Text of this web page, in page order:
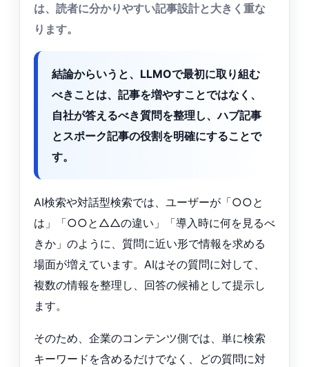
は、読者に分かりやすい記事設計と大きく重な
ります。
結論からいうと、LLMOで最初に取り組む
べきことは、記事を増やすことではなく、
自社が答えるべき質問を整理し、ハブ記事
とスポーク記事の役割を明確にすることで
す。
AI検索や対話型検索では、ユーザーが「○○と
は」「○○と△△の違い」「導入時に何を見るべ
きか」のように、質問に近い形で情報を求める
場面が増えています。AIはその質問に対して、
複数の情報を整理し、回答の候補として提示し
ます。
そのため、企業のコンテンツ側では、単に検索
キーワードを含めるだけでなく、どの質問に対